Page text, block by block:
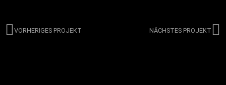
VORHERIGES PROJEKT NÄCHSTES PROJEKT